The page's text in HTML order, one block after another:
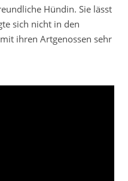
Hündin. Sie lässt
sich nicht in den
ihren Artgenossen sehr